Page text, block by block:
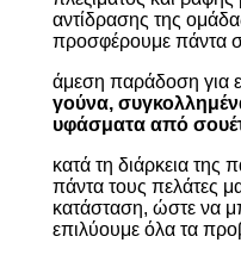
αντίδρασης της
προσφέρουμε πάντα
άμεση παράδοση για
γούνα,
υφάσματα από
κατά τη διάρκεια
πάντα τους πελάτες
κατάσταση, ώστε να
επιλύουμε όλα τα